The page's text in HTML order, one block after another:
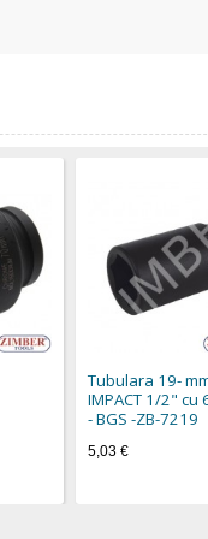
Tubulara 19-
IMPACT 1/2" cu
- BGS -ZB-7219
5,03 €